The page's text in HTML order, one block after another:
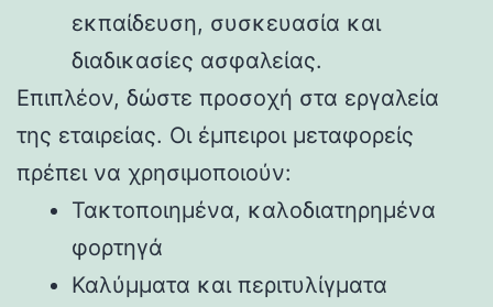
εκπαίδευση, συσκευασία και
διαδικασίες ασφαλείας.
Επιπλέον, δώστε προσοχή στα εργαλεία
της εταιρείας. Οι έμπειροι μεταφορείς
πρέπει να χρησιμοποιούν:
Τακτοποιημένα, καλοδιατηρημένα
φορτηγά
Καλύμματα και περιτυλίγματα